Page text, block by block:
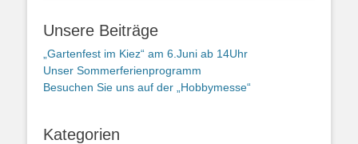
Unsere Beiträge
„Gartenfest im Kiez“ am 6.Juni ab 14Uhr
Unser Sommerferienprogramm
Besuchen Sie uns auf der „Hobbymesse“
Kategorien